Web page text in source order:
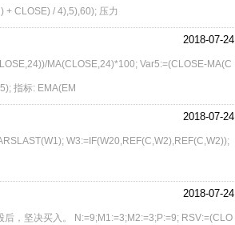
+ CLOSE) / 4),5),60); 压力
2018-07-24
MA(CLOSE,24)*100; Var5:=(CLOSE-MA(C
指标: EMA(EM
2018-07-24
W3:=IF(W20,REF(C,W2),REF(C,W2));
2018-07-24
，坚决买入。 N:=9;M1:=3;M2:=3;P:=9; RSV:=(CLO